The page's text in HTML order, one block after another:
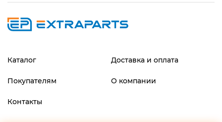
Каталог Доставка и оплата
Покупателям О компании
Контакты